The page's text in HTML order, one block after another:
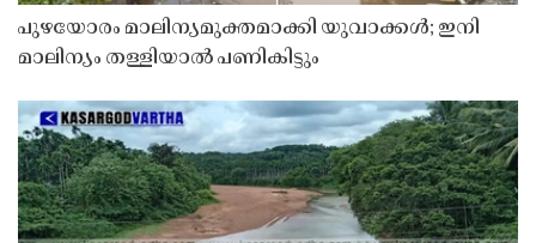
പുഴയോരം മാലിന്യമുക്തമാക്കി യുവാക്കൾ; ഇനി
മാലിന്യം തള്ളിയാൽ പണികിട്ടും